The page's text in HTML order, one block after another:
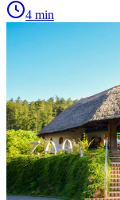
4 min